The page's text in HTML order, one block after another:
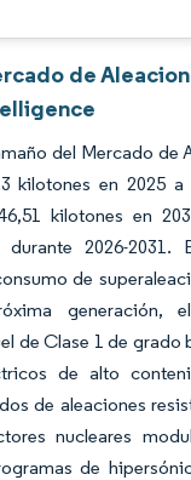
de
del Mercado de
kilotones en 2025 a
kilotones en
2026-2031.
de
generación,
de Clase 1 de grado
de alto
de aleaciones
nucleares
de